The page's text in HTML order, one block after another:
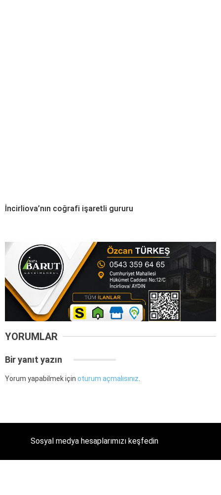
İncirliova’nın coğrafi işaretli gururu
YORUMLAR
Bir yanıt yazın
Yorum yapabilmek için oturum açmalısınız
Sosyal medya hesaplarımızı keşfedin